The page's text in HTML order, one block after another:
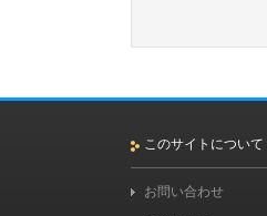
このサイトについて
お問い合わせ